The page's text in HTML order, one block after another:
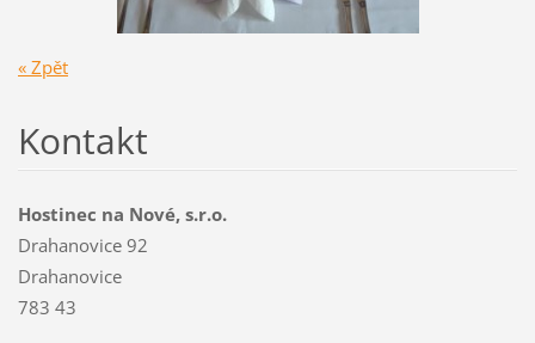
« Zpět
Kontakt
Hostinec na Nové, s.r.o.
Drahanovice 92
Drahanovice
783 43